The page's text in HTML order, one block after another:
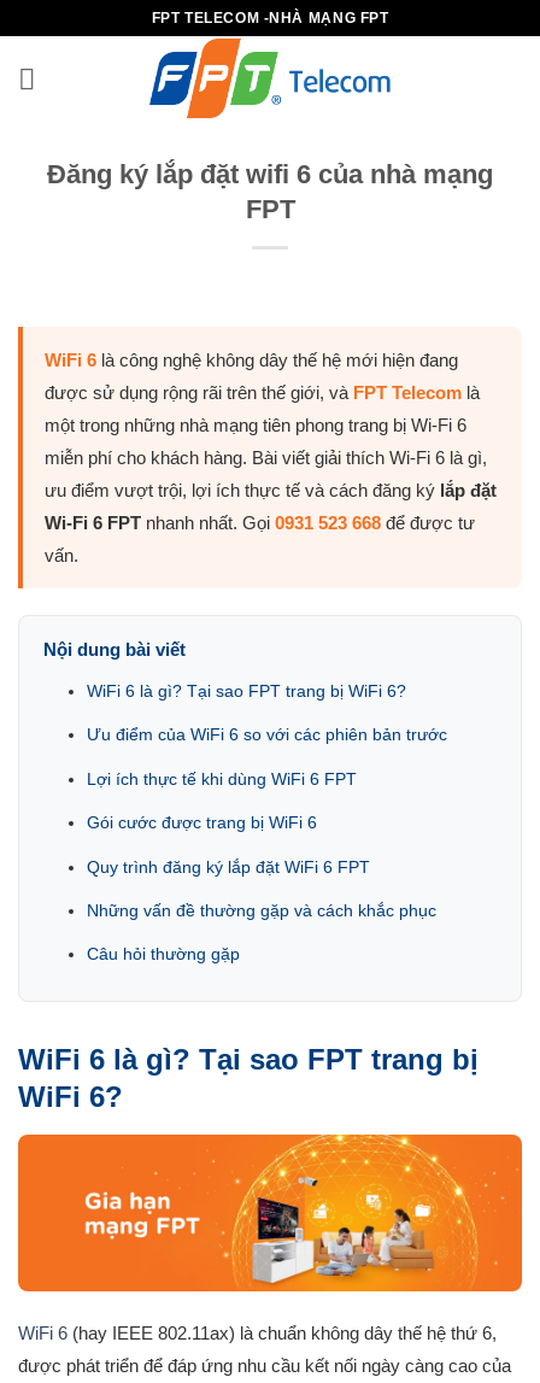
FPT TELECOM -NHÀ MẠNG FPT
Đăng ký lắp đặt wifi 6 của nhà mạng
FPT
WiFi 6 là công nghệ không dây thế hệ mới hiện đang
được sử dụng rộng rãi trên thế giới, và FPT Telecom là
một trong những nhà mạng tiên phong trang bị Wi-Fi 6
miễn phí cho khách hàng. Bài viết giải thích Wi-Fi 6 là gì,
ưu điểm vượt trội, lợi ích thực tế và cách đăng ký lắp đặt
Wi-Fi 6 FPT nhanh nhất. Gọi 0931 523 668 để được tư
vấn.
Nội dung bài viết
WiFi 6 là gì? Tại sao FPT trang bị WiFi 6?
Ưu điểm của WiFi 6 so với các phiên bản trước
Lợi ích thực tế khi dùng WiFi 6 FPT
Gói cước được trang bị WiFi 6
Quy trình đăng ký lắp đặt WiFi 6 FPT
Những vấn đề thường gặp và cách khắc phục
Câu hỏi thường gặp
WiFi 6 là gì? Tại sao FPT trang bị
WiFi 6?
WiFi 6 (hay IEEE 802.11ax) là chuẩn không dây thế hệ thứ 6,
được phát triển để đáp ứng nhu cầu kết nối ngày càng cao của